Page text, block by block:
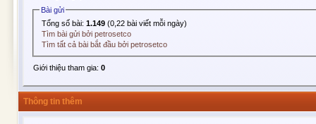
Bài gửi
Tổng số bài:1.149 (0,22 bài viết mỗi ngày)
Tìm bài gửi bởi petrosetco
Tìm tất cả bài bắt đầu bởi petrosetco
Giới thiệu tham gia: 0
Thông tin thêm